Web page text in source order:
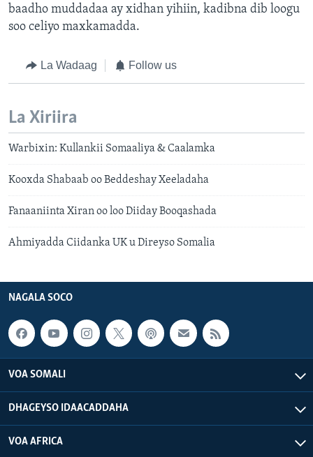
baadho muddadaa ay xidhan yihiin, kadibna dib loogu
soo celiyo maxkamadda.
La Wadaag Follow us
La Xiriira
Warbixin: Kullankii Somaaliya & Caalamka
Kooxda Shabaab oo Beddeshay Xeeladaha
Fanaaniinta Xiran oo loo Diiday Booqashada
Ahmiyadda Ciidanka UK u Direyso Somalia
NAGALA SOCO
VOA SOMALI
DHAGEYSO IDAACADDAHA
VOA AFRICA